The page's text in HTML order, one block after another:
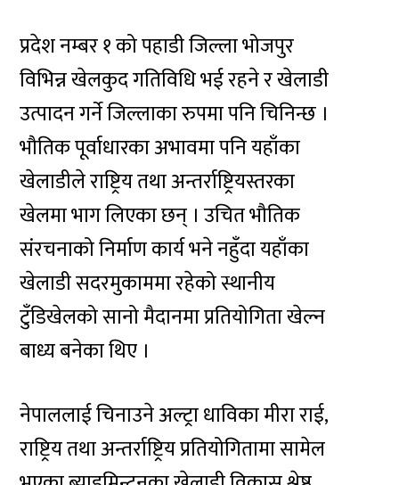
प्रदेश नम्बर १ को पहाडी जिल्ला भोजपुर
विभिन्न खेलकुद गतिविधि भई रहने र खेलाडी
उत्पादन गर्ने जिल्लाका रुपमा पनि चिनिन्छ ।
भौतिक पूर्वाधारका अभावमा पनि यहाँका
खेलाडीले राष्ट्रिय तथा अन्तर्राष्ट्रियस्तरका
खेलमा भाग लिएका छन् । उचित भौतिक
संरचनाको निर्माण कार्य भने नहुँदा यहाँका
खेलाडी सदरमुकाममा रहेको स्थानीय
टुँडिखेलको सानो मैदानमा प्रतियोगिता खेल्न
बाध्य बनेका थिए ।
नेपाललाई चिनाउने अल्ट्रा धाविका मीरा राई,
राष्ट्रिय तथा अन्तर्राष्ट्रिय प्रतियोगितामा सामेल